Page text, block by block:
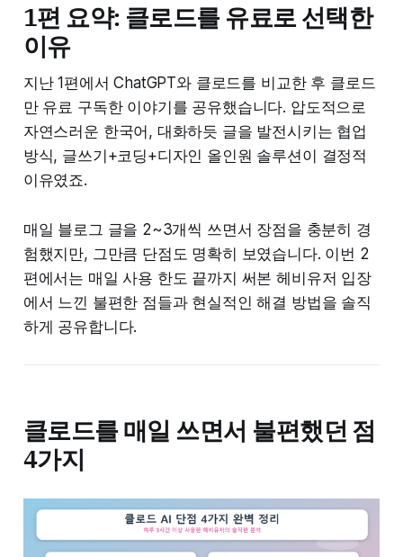
1편 요약: 클로드를 유료로 선택한
이유
지난 1편에서 ChatGPT와 클로드를 비교한 후 클로드
만 유료 구독한 이야기를 공유했습니다. 압도적으로
자연스러운 한국어, 대화하듯 글을 발전시키는 협업
방식, 글쓰기+코딩+디자인 올인원 솔루션이 결정적
이유였죠.
매일 블로그 글을 2~3개씩 쓰면서 장점을 충분히 경
험했지만, 그만큼 단점도 명확히 보였습니다. 이번 2
편에서는 매일 사용 한도 끝까지 써본 헤비유저 입장
에서 느낀 불편한 점들과 현실적인 해결 방법을 솔직
하게 공유합니다.
클로드를 매일 쓰면서 불편했던 점
4가지